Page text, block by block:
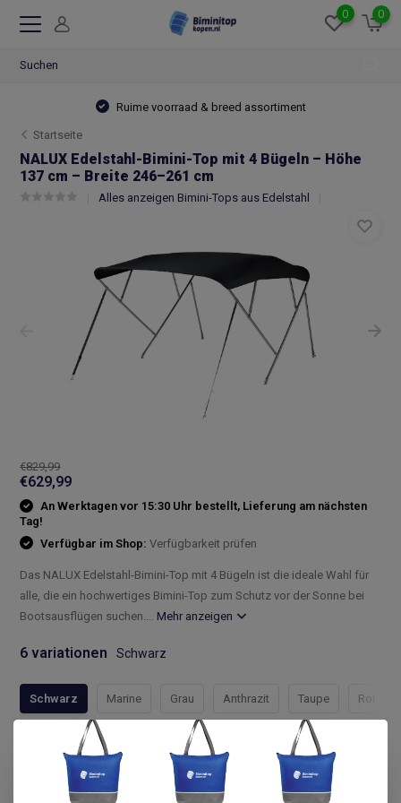
0 0
Ruime voorraad & breed assortiment
Startseite
NALUX Edelstahl-Bimini-Top mit 4 Bügeln – Höhe
137 cm – Breite 246–261 cm
Alles anzeigen Bimini-Tops aus Edelstahl
€829,99
€629,99
An Werktagen vor 15:30 Uhr bestellt, Lieferung am nächsten
Tag!
Verfügbar im Shop:Verfügbarkeit prüfen
Das NALUX Edelstahl-Bimini-Top mit 4 Bügeln ist die ideale Wahl für
alle, die ein hochwertiges Bimini-Top zum Schutz vor der Sonne bei
Bootsausflügen suchen.... Mehr anzeigen
6 variationen Schwarz
Schwarz Marine Grau Anthrazit Taupe Rot
Compleet assortiment
Snelle levering